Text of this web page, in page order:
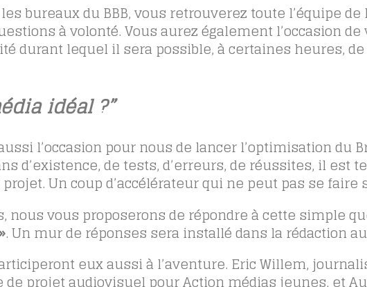
bureaux du BBB, vous retrouverez toute l’équipe
à volonté. Vous aurez également l’occasion
durant lequel il sera possible, à certaines heures,
idéal ?”
l’occasion pour nous de lancer l’optimisation du
d’existence, de tests, d’erreurs, de réussites, il est
Un coup d’accélérateur qui ne peut pas se faire
nous vous proposerons de répondre à cette simple
. Un mur de réponses sera installé dans la rédaction
eux aussi à l’aventure. Eric Willem,
de projet audiovisuel pour Action médias jeunes, et